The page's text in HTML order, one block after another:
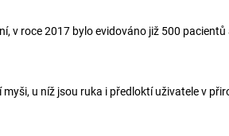
v roce 2017 bylo evidováno již 500
u níž jsou ruka i předloktí uživatele v